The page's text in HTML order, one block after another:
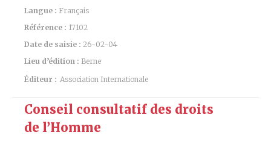
Langue : Français
Référence : 17102
Date de saisie : 26-02-04
Lieu d’édition : Berne
Éditeur : Association Internationale
Conseil consultatif des droits
de l’Homme